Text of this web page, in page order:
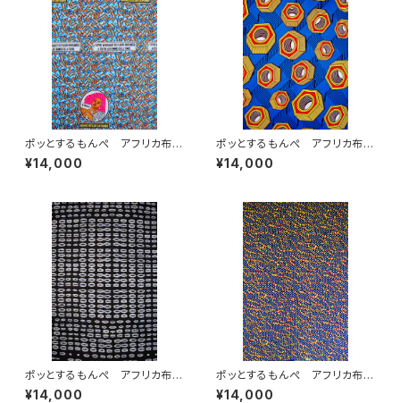
ポッとするもんぺ アフリカ布
No.240
¥14,000
ポッとするもんぺ アフリカ布
No.234
¥14,000
ポッとするもんぺ アフリカ布
No.103
¥14,000
ポッとするもんぺ アフリカ布
No.17
¥14,000